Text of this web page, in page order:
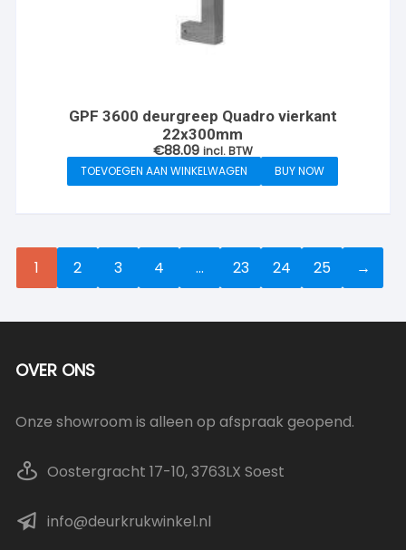
GPF 3600 deurgreep Quadro vierkant
22x300mm
€88.09 incl. BTW
TOEVOEGEN AAN WINKELWAGEN
BUY NOW
1 2 3 4 … 23 24 25 →
OVER ONS
Onze showroom is alleen op afspraak geopend.
Oostergracht 17-10, 3763LX Soest
info@deurkrukwinkel.nl